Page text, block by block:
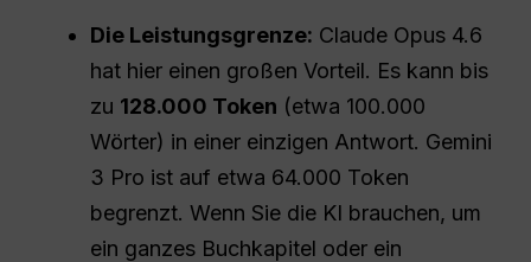
Die Leistungsgrenze: Claude Opus 4.6
hat hier einen großen Vorteil. Es kann bis
zu 128.000 Token (etwa 100.000
Wörter) in einer einzigen Antwort. Gemini
3 Pro ist auf etwa 64.000 Token
begrenzt. Wenn Sie die KI brauchen, um
ein ganzes Buchkapitel oder ein